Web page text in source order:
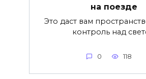
на поезде
Это даст вам
контроль над
0 118